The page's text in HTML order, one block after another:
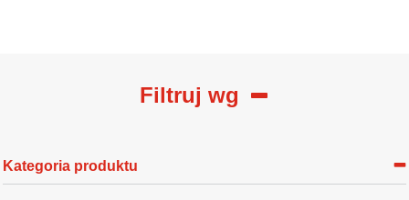
Filtruj wg
Kategoria produktu